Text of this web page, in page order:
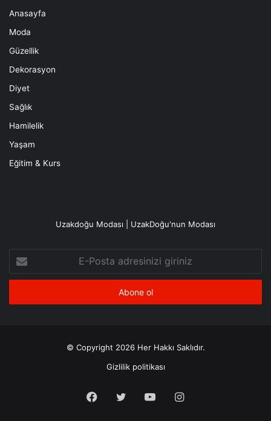
Anasayfa
Moda
Güzellik
Dekorasyon
Diyet
Sağlık
Hamilelik
Yaşam
Eğitim & Kurs
Uzakdoğu Modası | UzakDoğu'nun Modası
Posta
adresinizi
© Copyright 2026 Her Hakkı Saklıdır.
Gizlilik politikası
Facebook
X YouTubeInstagram